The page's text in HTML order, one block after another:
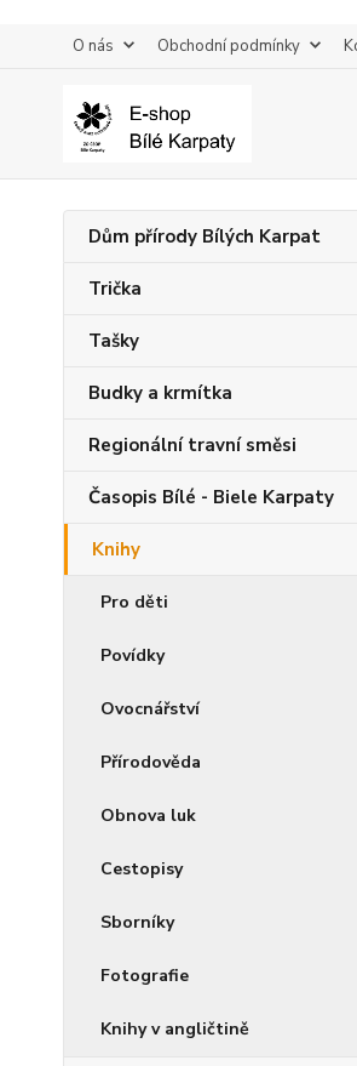
O nás Obchodní podmínky
Dům přírody Bílých Karpat
Trička
Tašky
Budky a krmítka
Regionální travní směsi
Časopis Bílé - Biele Karpaty
Knihy
Pro děti
Povídky
Ovocnářství
Přírodověda
Obnova luk
Cestopisy
Sborníky
Fotografie
Knihy v angličtině